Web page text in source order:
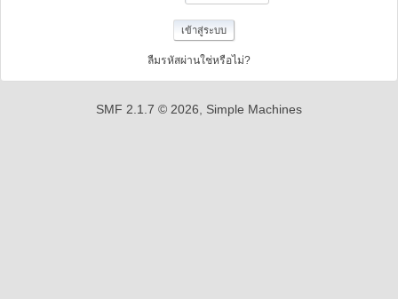
ลืมรหัสผ่านใช่หรือไม่?
SMF 2.1.7 © 2026, Simple Machines